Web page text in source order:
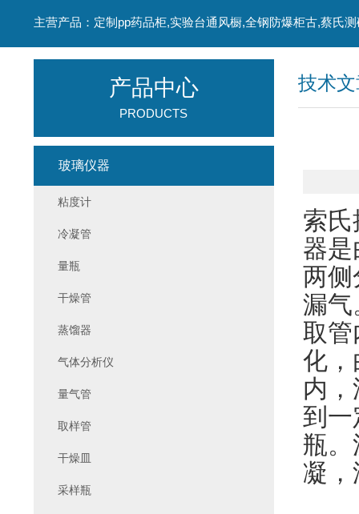
主营产品：定制pp药品柜,实验台通风橱,全钢防爆柜古,蔡氏
技术
索
器
两侧
漏气
取管
化，
内
到一
瓶。
凝
产品中心
PRODUCTS
玻璃仪器
粘度计
冷凝管
量瓶
干燥管
蒸馏器
气体分析仪
量气管
取样管
干燥皿
采样瓶